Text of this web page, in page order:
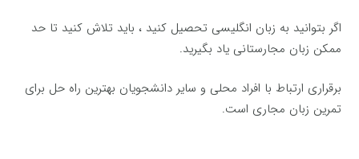
اگر بتوانید به زبان انگلیسی تحصیل کنید ، باید تلاش کنید تا حد
ممکن زبان مجارستانی یاد بگیرید.
برقراری ارتباط با افراد محلی و سایر دانشجویان بهترین راه حل برای
تمرین زبان مجاری است.